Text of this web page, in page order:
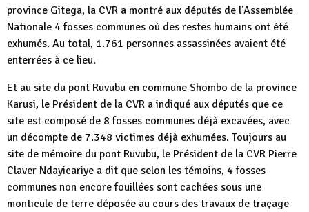
province Gitega, la CVR a montré aux députés de l’Assemblée
Nationale 4 fosses communes où des restes humains ont été
exhumés. Au total, 1.761 personnes assassinées avaient été
enterrées à ce lieu.
Et au site du pont Ruvubu en commune Shombo de la province
Karusi, le Président de la CVR a indiqué aux députés que ce
site est composé de 8 fosses communes déjà excavées, avec
un décompte de 7.348 victimes déjà exhumées. Toujours au
site de mémoire du pont Ruvubu, le Président de la CVR Pierre
Claver Ndayicariye a dit que selon les témoins, 4 fosses
communes non encore fouillées sont cachées sous une
monticule de terre déposée au cours des travaux de traçage